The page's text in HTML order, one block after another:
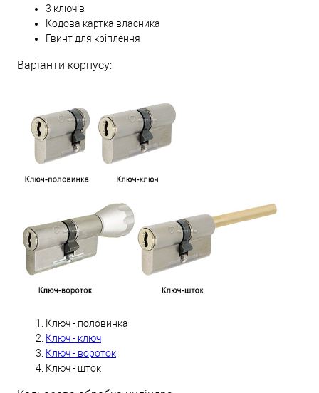
3 ключів
Кодова картка власника
Гвинт для кріплення
Варіанти корпусу:
Ключ - половинка
Ключ - ключ
Ключ - вороток
Ключ - шток